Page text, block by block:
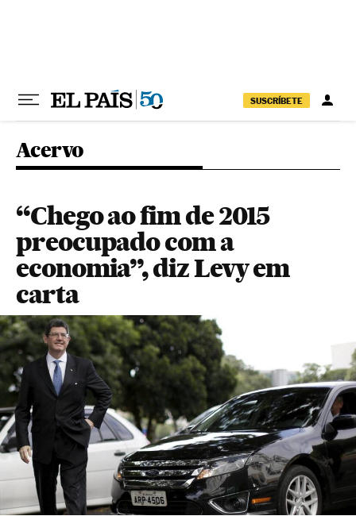
SUSCRÍBETE
Acervo
“Chego ao fim de 2015
preocupado com a
economia”, diz Levy em
carta